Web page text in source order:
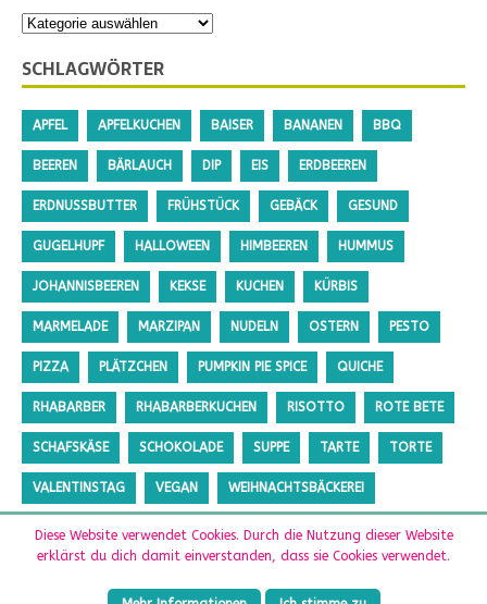
SCHLAGWÖRTER
APFEL APFELKUCHEN BAISER BANANEN BBQ
BEEREN BÄRLAUCH DIP EIS ERDBEEREN
ERDNUSSBUTTER FRÜHSTÜCK GEBÄCK GESUND
GUGELHUPF HALLOWEEN HIMBEEREN HUMMUS
JOHANNISBEEREN KEKSE KUCHEN KÜRBIS
MARMELADE MARZIPAN NUDELN OSTERN PESTO
PIZZA PLÄTZCHEN PUMPKIN PIE SPICE QUICHE
RHABARBER RHABARBERKUCHEN RISOTTO ROTE BETE
SCHAFSKÄSE SCHOKOLADE SUPPE TARTE TORTE
VALENTINSTAG VEGAN WEIHNACHTSBÄCKEREI
ZUCCHINI ZUCKERFREI
Diese Website verwendet Cookies. Durch die Nutzung dieser Website
erklärst du dich damit einverstanden, dass sie Cookies verwendet.